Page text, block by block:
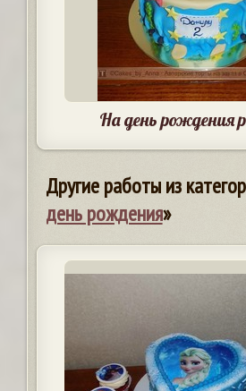
На день рождения
Другие работы из
день рождения»